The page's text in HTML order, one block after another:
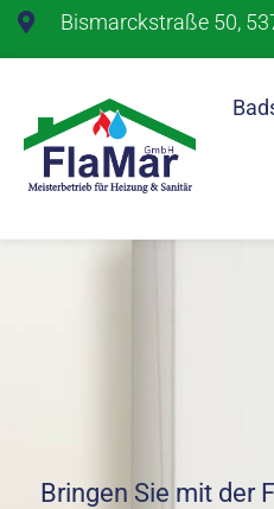
Bismarckstraße 50,
Bringen Sie mit der